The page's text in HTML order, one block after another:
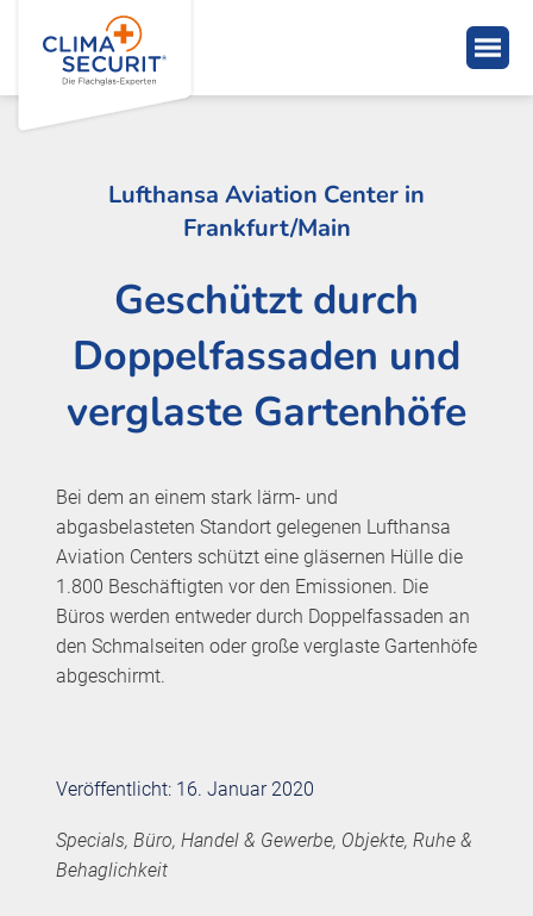
Lufthansa Aviation Center in
Frankfurt/Main
Geschützt durch
Doppelfassaden und
verglaste Gartenhöfe
Bei dem an einem stark lärm- und
abgasbelasteten Standort gelegenen Lufthansa
Aviation Centers schützt eine gläsernen Hülle die
1.800 Beschäftigten vor den Emissionen. Die
Büros werden entweder durch Doppelfassaden an
den Schmalseiten oder große verglaste Gartenhöfe
abgeschirmt.
Veröffentlicht: 16. Januar 2020
Specials, Büro, Handel & Gewerbe, Objekte, Ruhe &
Behaglichkeit